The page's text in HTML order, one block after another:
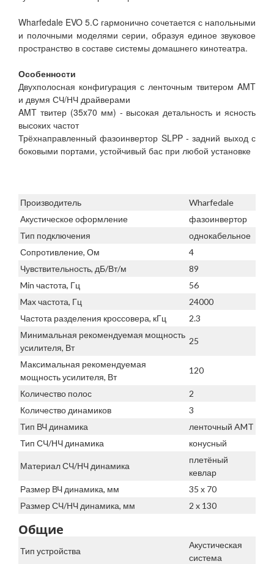
Wharfedale EVO 5.C гармонично сочетается с напольными
и полочными моделями серии, образуя единое звуковое
пространство в составе системы домашнего кинотеатра.
Особенности
Двухполосная конфигурация с ленточным твитером AMT
и двумя СЧ/НЧ драйверами
AMT твитер (35x70 мм) - высокая детальность и ясность
высоких частот
Трёхнаправленный фазоинвертор SLPP - задний выход с
боковыми портами, устойчивый бас при любой установке
Производитель
Wharfedale
Акустическое оформление
фазоинвертор
Тип подключения
однокабельное
Сопротивление, Ом
4
Чувствительность, дБ/Вт/м
89
Min частота, Гц
56
Max частота, Гц
24000
Частота разделения кроссовера, кГц
2.3
Минимальная рекомендуемая мощность
усилителя, Вт
25
Максимальная рекомендуемая
мощность усилителя, Вт
120
Количество полос
2
Количество динамиков
3
Тип ВЧ динамика
ленточный AMT
Тип СЧ/НЧ динамика
конусный
Материал СЧ/НЧ динамика
плетёный
кевлар
Размер ВЧ динамика, мм
35 х 70
Размер СЧ/НЧ динамика, мм
2 x 130
Общие
Тип устройства
Акустическая
система